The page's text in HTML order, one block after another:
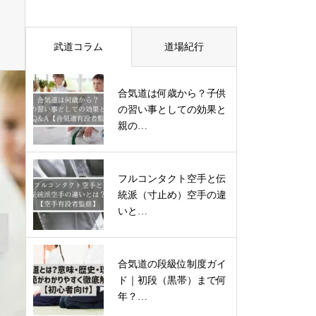
武道コラム 道場紀行
合気道は何歳から？子供
の習い事としての効果と
親の…
フルコンタクト空手と伝
統派（寸止め）空手の違
いと…
合気道の段級位制度ガイ
ド｜初段（黒帯）まで何
年？…